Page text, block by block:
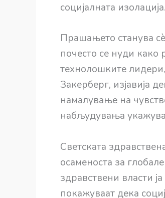
социјалната изолација.
Прашањето станува
почесто се нуди
технолошките
Закерберг, изјавија
намалување на
набљудувања
Светската
осаменоста за
здравствени власти
покажуваат дека